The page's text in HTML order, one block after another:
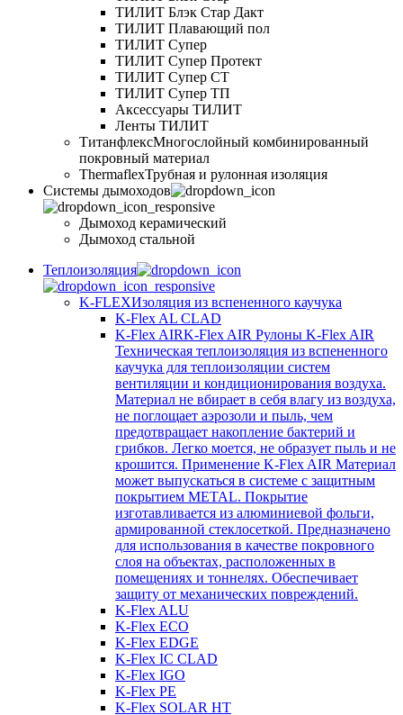
ТИЛИТ Блэк Стар Дакт
ТИЛИТ Плавающий пол
ТИЛИТ Супер
ТИЛИТ Супер Протект
ТИЛИТ Супер СТ
ТИЛИТ Супер ТП
Аксессуары ТИЛИТ
Ленты ТИЛИТ
ТитанфлексМногослойный комбинированный
покровный материал
ThermaflexТрубная и рулонная изоляция
Cистемы дымоходов
Дымоход керамический
Дымоход стальной
Теплоизоляция
K-FLEXИзоляция из вспененного каучука
K-Flex AL CLAD
K-Flex AIRK-Flex AIR Рулоны K-Flex AIR
Техническая теплоизоляция из вспененного
каучука для теплоизоляции систем
вентиляции и кондиционирования воздуха.
Материал не вбирает в себя влагу из воздуха,
не поглощает аэрозоли и пыль, чем
предотвращает накопление бактерий и
грибков. Легко моется, не образует пыль и не
крошится. Применение K-Flex AIR Материал
может выпускаться в системе c защитным
покрытием METAL. Покрытие
изготавливается из алюминиевой фольги,
армированной стеклосеткой. Предназначено
для использования в качестве покровного
слоя на объектах, расположенных в
помещениях и тоннелях. Обеспечивает
защиту от механических повреждений.
K-Flex ALU
K-Flex ECO
K-Flex EDGE
K-Flex IC CLAD
K-Flex IGO
K-Flex PE
K-Flex SOLAR HT